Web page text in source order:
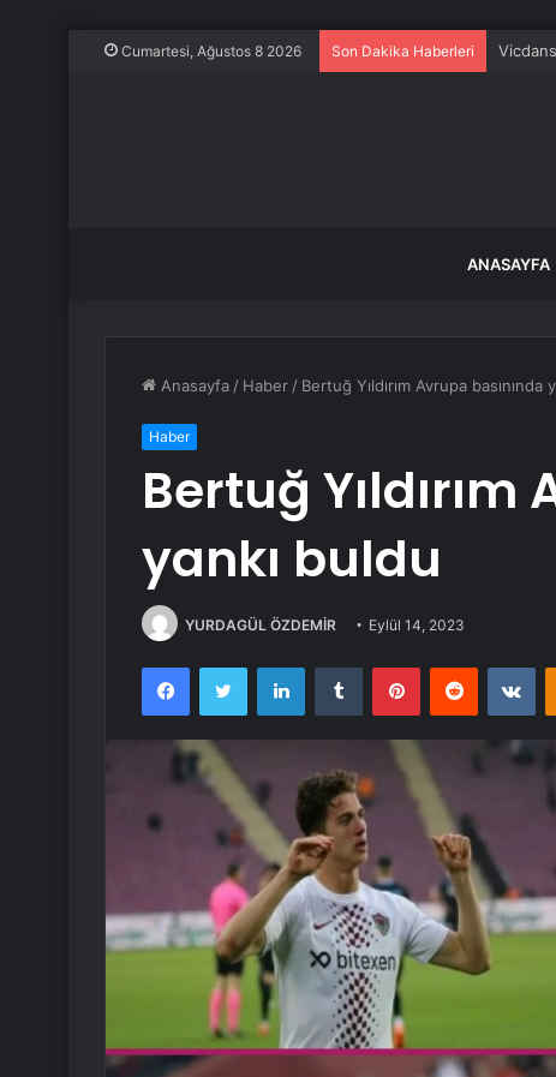
Cumartesi, Ağustos 8 2026 Son Dakika Haberleri
ANASAYFA
Anasayfa / Haber / Bertuğ Yıldırım Avrupa basınında
Haber
Bertuğ Yıldırım
yankı buldu
YURDAGÜL ÖZDEMİR Eylül 14, 2023
FacebookTwitter LinkedInTumblr PinterestReddit